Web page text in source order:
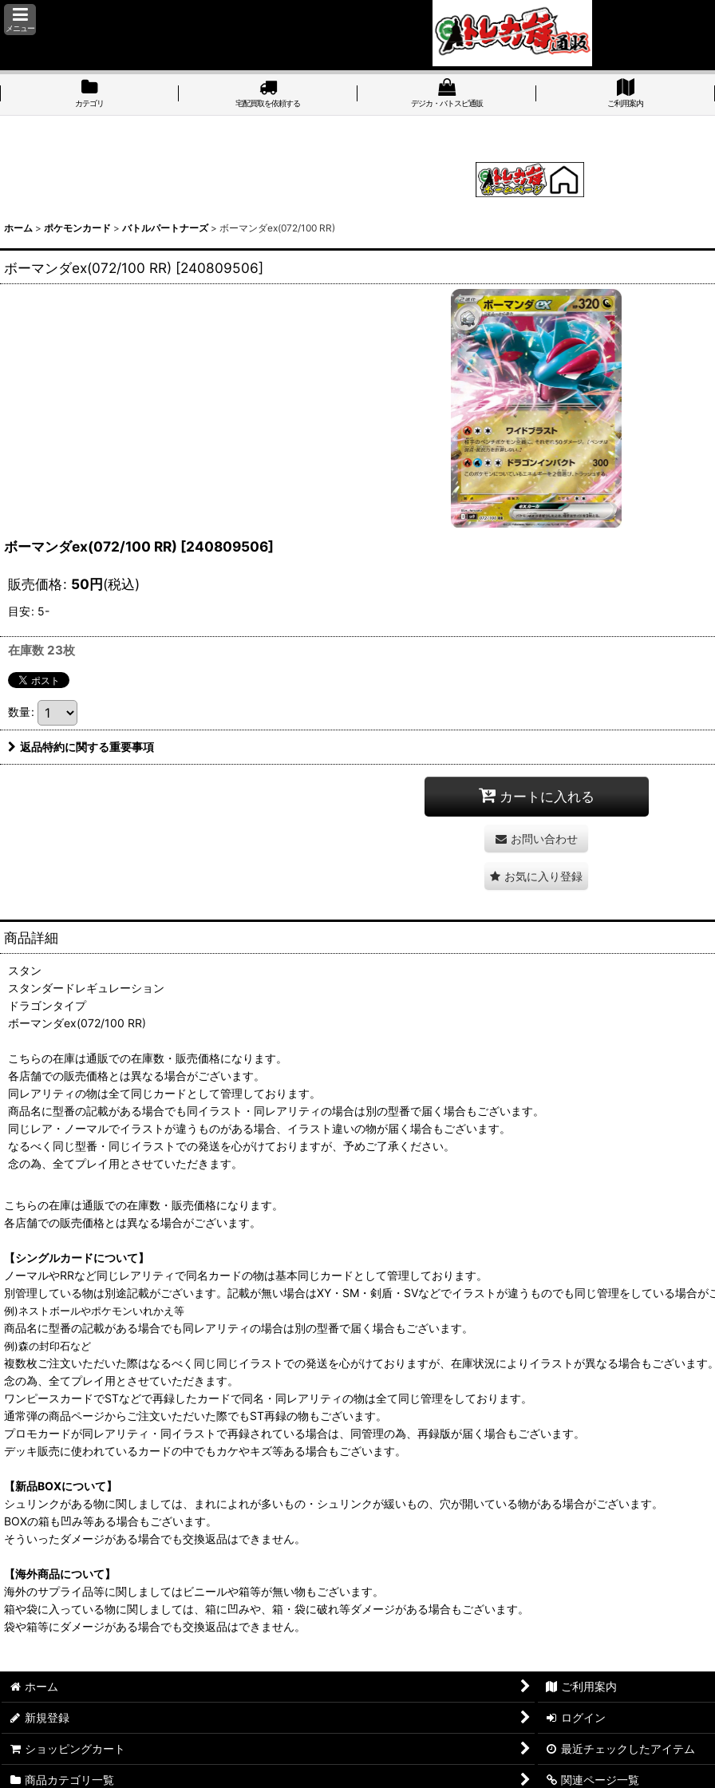
メニュー
カテゴリ 宅配買取を依頼する デジカ・バトスピ通販 ご利用案内
ホーム > ポケモンカード > バトルパートナーズ > ボーマンダex(072/100 RR)
ボーマンダex(072/100 RR) [240809506]
ボーマンダex(072/100 RR) [240809506]
販売価格: 50円(税込)
目安: 5-
在庫数 23枚
数量:
返品特約に関する重要事項
カートに入れる
お問い合わせ
お気に入り登録
商品詳細
スタン
スタンダードレギュレーション
ドラゴンタイプ
ボーマンダex(072/100 RR)
こちらの在庫は通販での在庫数・販売価格になります。
各店舗での販売価格とは異なる場合がございます。
同レアリティの物は全て同じカードとして管理しております。
商品名に型番の記載がある場合でも同イラスト・同レアリティの場合は別の型番で届く場合もございます。
同じレア・ノーマルでイラストが違うものがある場合、イラスト違いの物が届く場合もございます。
なるべく同じ型番・同じイラストでの発送を心がけておりますが、予めご了承ください。
念の為、全てプレイ用とさせていただきます。
こちらの在庫は通販での在庫数・販売価格になります。
各店舗での販売価格とは異なる場合がございます。
【シングルカードについて】
ノーマルやRRなど同じレアリティで同名カードの物は基本同じカードとして管理しております。
別管理している物は別途記載がございます。記載が無い場合はXY・SM・剣盾・SVなどでイラストが違うものでも同じ管理をしている場合が
例)ネストボールやポケモンいれかえ等
商品名に型番の記載がある場合でも同レアリティの場合は別の型番で届く場合もございます。
例)森の封印石など
複数枚ご注文いただいた際はなるべく同じ同じイラストでの発送を心がけておりますが、在庫状況によりイラストが異なる場合もございます。
念の為、全てプレイ用とさせていただきます。
ワンピースカードでSTなどで再録したカードで同名・同レアリティの物は全て同じ管理をしております。
通常弾の商品ページからご注文いただいた際でもST再録の物もございます。
プロモカードが同レアリティ・同イラストで再録されている場合は、同管理の為、再録版が届く場合もございます。
デッキ販売に使われているカードの中でもカケやキズ等ある場合もございます。
【新品BOXについて】
シュリンクがある物に関しましては、まれによれが多いもの・シュリンクが緩いもの、穴が開いている物がある場合がございます。
BOXの箱も凹み等ある場合もございます。
そういったダメージがある場合でも交換返品はできません。
【海外商品について】
海外のサプライ品等に関しましてはビニールや箱等が無い物もございます。
箱や袋に入っている物に関しましては、箱に凹みや、箱・袋に破れ等ダメージがある場合もございます。
袋や箱等にダメージがある場合でも交換返品はできません。
ホーム ご利用案内
新規登録 ログイン
ショッピングカート 最近チェックしたアイテム
商品カテゴリ一覧 関連ページ一覧